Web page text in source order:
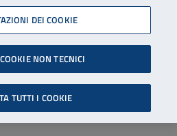
DEI COOKIE
NON TECNICI
TUTTI I COOKIE